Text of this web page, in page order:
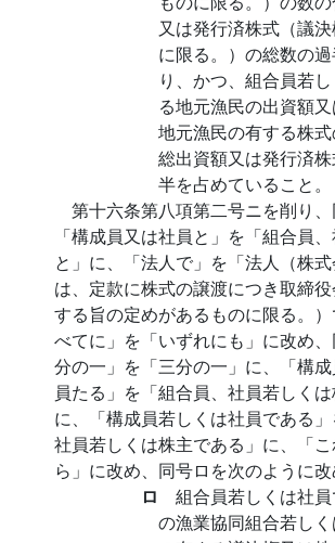
又は発行済株式（議
に限る。）の総数の
り、かつ、組合員若
る地元漁民の出資額
地元漁民の有する株
総出資額又は発行済
半を占めていること。
第十六条第八項第二号ニを削り
「構成員又は社員と」を「組合員
と」に、「法人で」を「法人（株
は、定款に株式の譲渡につき取締
する旨の定めがあるものに限る。
べてに」を「いずれにも」に改め
分の一」を「三分の一」に、「構
員たる」を「組合員、社員若しくは
に、「構成員若しくは社員である」
社員若しくは株主である」に、「
ら」に改め、同号ロを次のように改
ロ 組合員若しくは社
の漁業協同組合若し